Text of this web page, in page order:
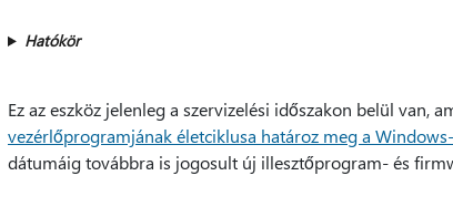
Hatókör
Ez az eszköz jelenleg a szervizelési időszakon belül van,
vezérlőprogramjának életciklusa határoz meg a
dátumáig továbbra is jogosult új illesztőprogram- és